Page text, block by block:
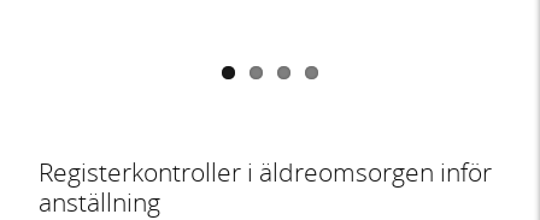
Registerkontroller i äldreomsorgen inför
anställning